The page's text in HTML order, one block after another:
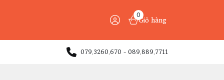
0
Giỏ hàng
079.3260.670 - 089.889.7711